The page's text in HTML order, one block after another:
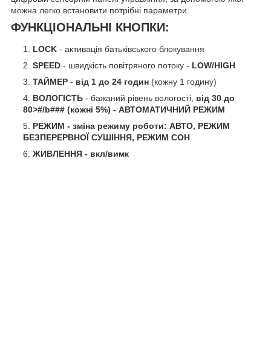
можна легко встановити потрібні параметри.
ФУНКЦІОНАЛЬНІ КНОПКИ:
LOCK - активація батьківського блокування
SPEED - швидкість повітряного потоку - LOW/HIGH
ТАЙМЕР - від 1 до 24 годин (кожну 1 годину)
ВОЛОГІСТЬ - бажаний рівень вологості, від 30 до
80>#/b### (кожні 5%) - АВТОМАТИЧНИЙ РЕЖИМ
РЕЖИМ - зміна режиму роботи: АВТО, РЕЖИМ
БЕЗПЕРЕРВНОЇ СУШІННЯ, РЕЖИМ СОН
ЖИВЛЕННЯ - вкл/вимк